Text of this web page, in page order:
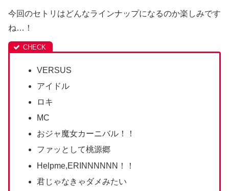
今回のセトリはどんなラインナップになるのか楽しみです
ね…！
VERSUS
アイドル
ロキ
MC
おジャ魔女カーニバル！！
ファッとして桃源郷
Helpme,ERINNNNNN！！
君じゃなきゃダメみたい